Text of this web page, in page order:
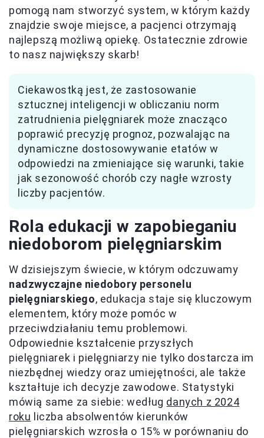
pomogą nam stworzyć system, w którym każdy
znajdzie swoje miejsce, a pacjenci otrzymają
najlepszą możliwą opiekę. Ostatecznie zdrowie
to nasz największy skarb!
Ciekawostką jest, że zastosowanie
sztucznej inteligencji w obliczaniu norm
zatrudnienia pielęgniarek może znacząco
poprawić precyzję prognoz, pozwalając na
dynamiczne dostosowywanie etatów w
odpowiedzi na zmieniające się warunki, takie
jak sezonowość chorób czy nagłe wzrosty
liczby pacjentów.
Rola edukacji w zapobieganiu
niedoborom pielęgniarskim
W dzisiejszym świecie, w którym odczuwamy
nadzwyczajne niedobory personelu
pielęgniarskiego, edukacja staje się kluczowym
elementem, który może pomóc w
przeciwdziałaniu temu problemowi.
Odpowiednie kształcenie przyszłych
pielęgniarek i pielęgniarzy nie tylko dostarcza im
niezbędnej wiedzy oraz umiejętności, ale także
kształtuje ich decyzje zawodowe. Statystyki
mówią same za siebie: według danych z 2024
roku liczba absolwentów kierunków
pielęgniarskich wzrosła o 15% w porównaniu do